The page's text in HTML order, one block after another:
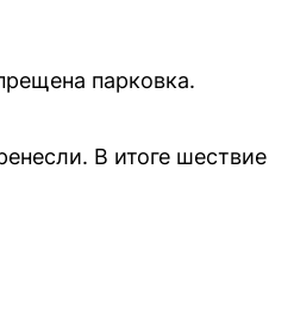
парковка.
В итоге шествие